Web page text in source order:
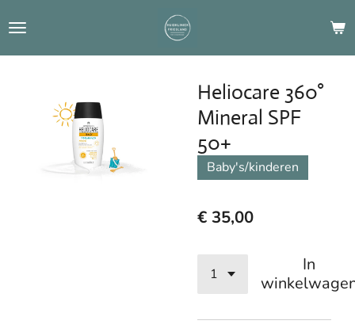
direct
naar
Heliocare 360°
Mineral SPF
50+
Baby's/kinderen
€ 35,00
In